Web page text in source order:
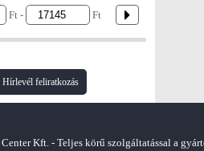
Ft - Ft
Hírlevél feliratkozás
Kft. - Teljes körű szolgáltatással a